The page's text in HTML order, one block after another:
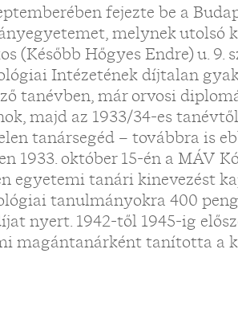
fejezte be a
melynek utolsó
(Később Hőgyes Endre) u. 9.
Intézetének díjtalan
tanévben, már orvosi
majd az 1933/34-es
tanársegéd – továbbra is
1933. október 15-én a MÁV
egyetemi tanári kinevezést
tanulmányokra 400
nyert. 1942-től 1945-ig
magántanárként tanította a